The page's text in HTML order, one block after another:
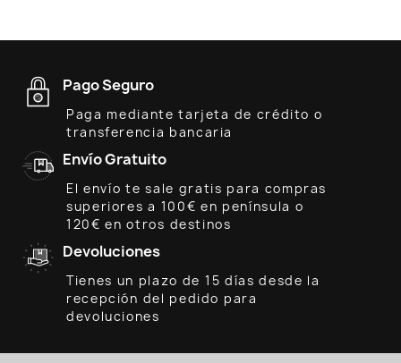
Pago Seguro
Paga mediante tarjeta de crédito o
transferencia bancaria
Envío Gratuito
El envío te sale gratis para compras
superiores a 100€ en península o
120€ en otros destinos
Devoluciones
Tienes un plazo de 15 días desde la
recepción del pedido para
devoluciones